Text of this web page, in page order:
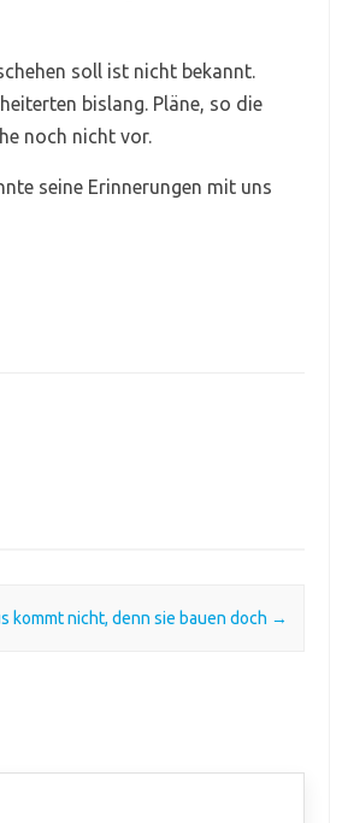
soll ist nicht bekannt.
bislang. Pläne, so die
noch nicht vor.
seine Erinnerungen mit uns
kommt nicht, denn sie bauen doch →